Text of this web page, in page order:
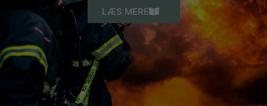
LÆS MERE